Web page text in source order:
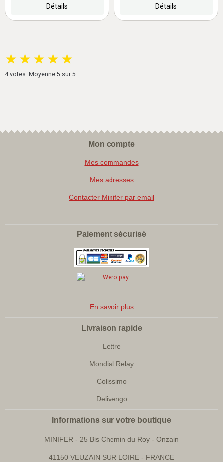
Détails Détails
★ ★ ★ ★ ★
4votes. Moyenne 5 sur 5.
Mon compte
Mes commandes
Mes adresses
Contacter Minifer par email
Paiement sécurisé
En savoir plus
Livraison rapide
Lettre
Mondial Relay
Colissimo
Delivengo
Informations sur votre boutique
MINIFER - 25 Bis Chemin du Roy - Onzain
41150 VEUZAIN SUR LOIRE - FRANCE